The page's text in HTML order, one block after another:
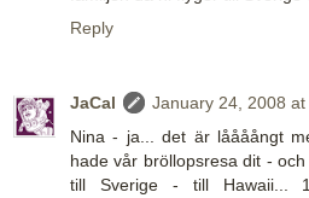
Reply
JaCal
January 24, 2008
Nina - ja... det är låååångt
hade vår bröllopsresa dit -
till Sverige - till Hawaii...